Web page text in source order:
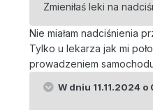
Zmieniłaś leki na
Nie miałam nadciśnienia
Tylko u lekarza jak mi
prowadzeniem
W dniu 11.11.2024 o